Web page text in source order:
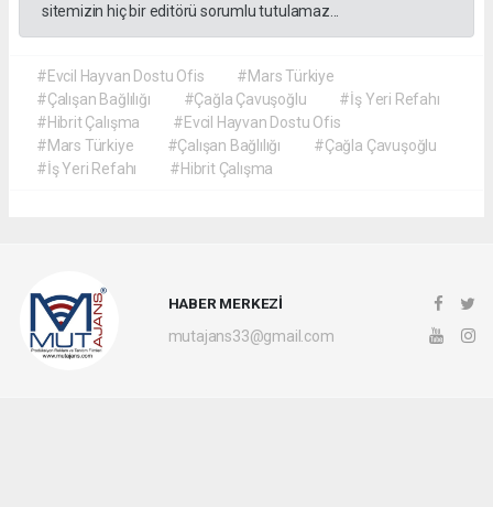
sitemizin hiç bir editörü sorumlu tutulamaz...
#Evcil Hayvan Dostu Ofis
#Mars Türkiye
#Çalışan Bağlılığı
#Çağla Çavuşoğlu
#İş Yeri Refahı
#Hibrit Çalışma
#Evcil Hayvan Dostu Ofis
#Mars Türkiye
#Çalışan Bağlılığı
#Çağla Çavuşoğlu
#İş Yeri Refahı
#Hibrit Çalışma
HABER MERKEZİ
mutajans33@gmail.com